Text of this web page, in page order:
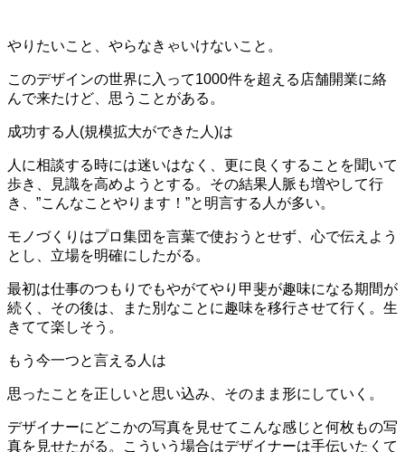
やりたいこと、やらなきゃいけないこと。
このデザインの世界に入って1000件を超える店舗開業に絡
んで来たけど、思うことがある。
成功する人(規模拡大ができた人)は
人に相談する時には迷いはなく、更に良くすることを聞いて
歩き、見識を高めようとする。その結果人脈も増やして行
き、”こんなことやります！”と明言する人が多い。
モノづくりはプロ集団を言葉で使おうとせず、心で伝えよう
とし、立場を明確にしたがる。
最初は仕事のつもりでもやがてやり甲斐が趣味になる期間が
続く、その後は、また別なことに趣味を移行させて行く。生
きてて楽しそう。
もう今一つと言える人は
思ったことを正しいと思い込み、そのまま形にしていく。
デザイナーにどこかの写真を見せてこんな感じと何枚もの写
真を見せたがる。こういう場合はデザイナーは手伝いたくて